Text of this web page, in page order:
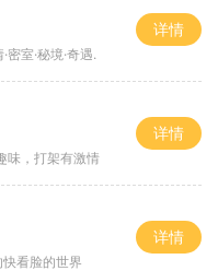
密室·秘境·奇遇.
详情
味，打架有激情
详情
看脸的世界
详情